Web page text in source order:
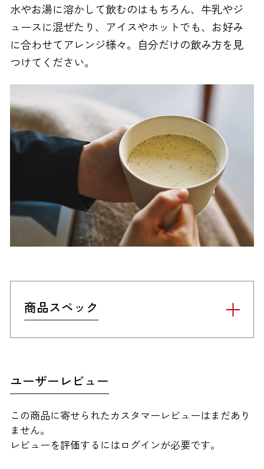
水やお湯に溶かして飲むのはもちろん、牛乳やジ
ュースに混ぜたり、アイスやホットでも、お好み
に合わせてアレンジ様々。自分だけの飲み方を見
つけてください。
商品スペック
ユーザーレビュー
この商品に寄せられたカスタマーレビューはまだあり
ません。
レビューを評価するには ログインが必要です。